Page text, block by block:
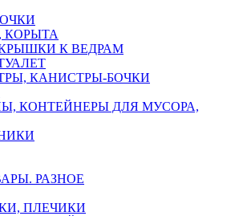
КОРЫТА
К ВЕДРАМ
КАНИСТРЫ-БОЧКИ
КОНТЕЙНЕРЫ ДЛЯ МУСОРА,
РАЗНОЕ
ПЛЕЧИКИ